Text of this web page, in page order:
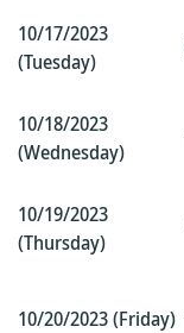
10/17/2023
(Tuesday)
10/18/2023
(Wednesday)
10/19/2023
(Thursday)
10/20/2023 (Friday)